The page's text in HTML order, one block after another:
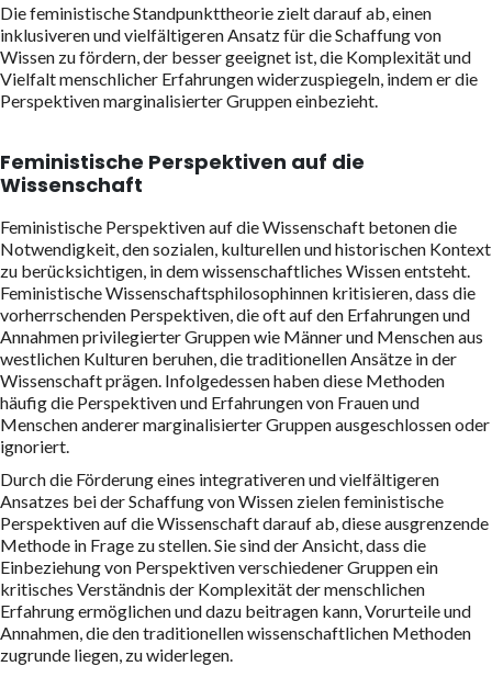
Die feministische Standpunkttheorie zielt darauf ab, einen
inklusiveren und vielfältigeren Ansatz für die Schaffung von
Wissen zu fördern, der besser geeignet ist, die Komplexität und
Vielfalt menschlicher Erfahrungen widerzuspiegeln, indem er die
Perspektiven marginalisierter Gruppen einbezieht.
Feministische Perspektiven auf die
Wissenschaft
Feministische Perspektiven auf die Wissenschaft betonen die
Notwendigkeit, den sozialen, kulturellen und historischen Kontext
zu berücksichtigen, in dem wissenschaftliches Wissen entsteht.
Feministische Wissenschaftsphilosophinnen kritisieren, dass die
vorherrschenden Perspektiven, die oft auf den Erfahrungen und
Annahmen privilegierter Gruppen wie Männer und Menschen aus
westlichen Kulturen beruhen, die traditionellen Ansätze in der
Wissenschaft prägen. Infolgedessen haben diese Methoden
häufig die Perspektiven und Erfahrungen von Frauen und
Menschen anderer marginalisierter Gruppen ausgeschlossen oder
ignoriert.
Durch die Förderung eines integrativeren und vielfältigeren
Ansatzes bei der Schaffung von Wissen zielen feministische
Perspektiven auf die Wissenschaft darauf ab, diese ausgrenzende
Methode in Frage zu stellen. Sie sind der Ansicht, dass die
Einbeziehung von Perspektiven verschiedener Gruppen ein
kritisches Verständnis der Komplexität der menschlichen
Erfahrung ermöglichen und dazu beitragen kann, Vorurteile und
Annahmen, die den traditionellen wissenschaftlichen Methoden
zugrunde liegen, zu widerlegen.